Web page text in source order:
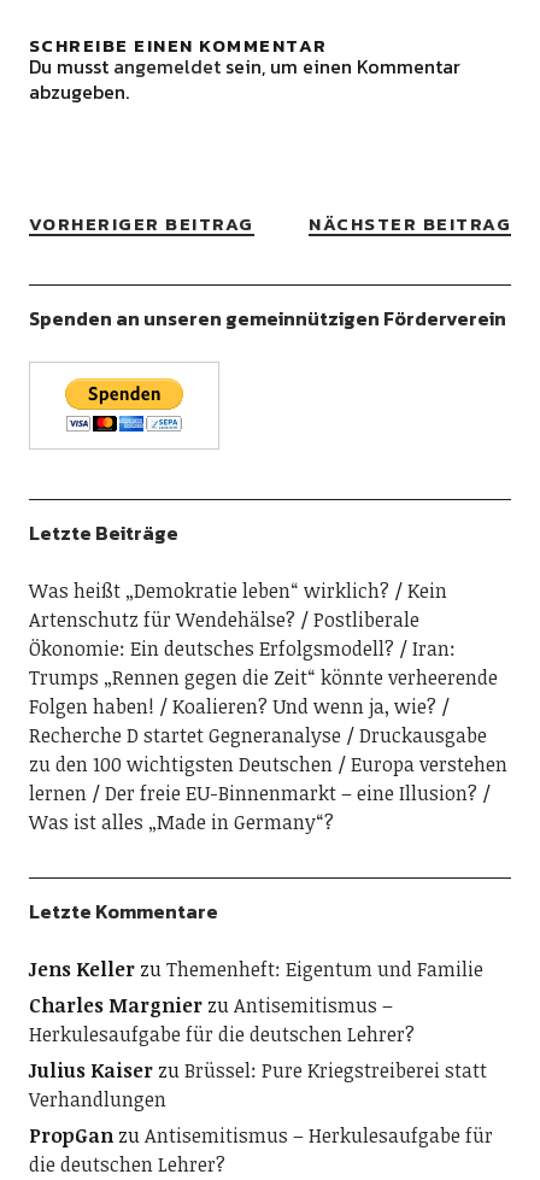
SCHREIBE EINEN KOMMENTAR
Du musst angemeldetsein, um einen Kommentar
abzugeben.
VORHERIGER BEITRAG NÄCHSTER BEITRAG
Spenden an unseren gemeinnützigen Förderverein
Letzte Beiträge
Was heißt „Demokratie leben“ wirklich?
Kein
Artenschutz für Wendehälse?
Postliberale
Ökonomie: Ein deutsches Erfolgsmodell?
Iran:
Trumps „Rennen gegen die Zeit“ könnte verheerende
Folgen haben!
Koalieren? Und wenn ja, wie?
Recherche D startet Gegneranalyse
Druckausgabe
zu den 100 wichtigsten Deutschen
Europa verstehen
lernen
Der freie EU-Binnenmarkt – eine Illusion?
Was ist alles „Made in Germany“?
Letzte Kommentare
Jens KellerzuThemenheft: Eigentum und Familie
Charles MargnierzuAntisemitismus –
Herkulesaufgabe für die deutschen Lehrer?
Julius KaiserzuBrüssel: Pure Kriegstreiberei statt
Verhandlungen
PropGanzuAntisemitismus – Herkulesaufgabe für
die deutschen Lehrer?